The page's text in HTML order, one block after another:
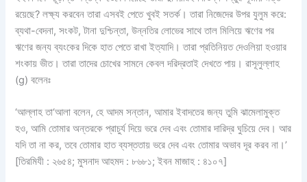
রয়েছে? লক্ষ্য করবেন তারা এসবই পেতে খুবই সতর্ক। তারা নিজেদের উপর যুলুম করে:
ব্যথা-বেদনা, সংকট, টানা দুশ্চিন্তা, উন্নতির লোভের সাথে তাল মিলিয়ে ঋণের পর
ঋণের জন্য ব্যংকের দিকে হাত পেতে রাখা ইত্যাদি। তারা প্রতিনিয়ত দেওলিয়া হওয়ার
শংকায় ভীত। তারা তাদের চোখের সামনে কেবল দরিদ্রতাই দেখতে পায়। রাসূলুল্লাহ
(g) বলেনঃ
‘আল্লাহ তা‘আলা বলেন, হে আদম সন্তান, আমার ইবাদতের জন্য তুমি ঝামেলামুক্ত
হও, আমি তোমার অন্তরকে প্রাচুর্য দিয়ে ভরে দেব এবং তোমার দারিদ্র ঘুচিয়ে দেব। আর
যদি তা না কর, তবে তোমার হাত ব্যস্ততায় ভরে দেব এবং তোমার অভাব দূর করব না।’
[তিরমিযী : ২৬৫৪; মুসনাদ আহমদ : ৮৬৮১; ইবন মাজাহ : ৪১০৭]